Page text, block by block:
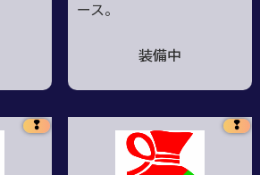
ース。
装備中
❢ ❢